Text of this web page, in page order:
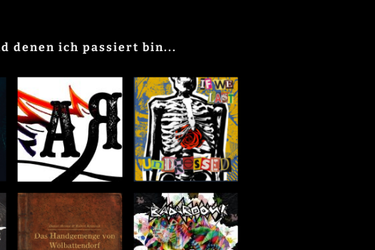
denen ich passiert bin...